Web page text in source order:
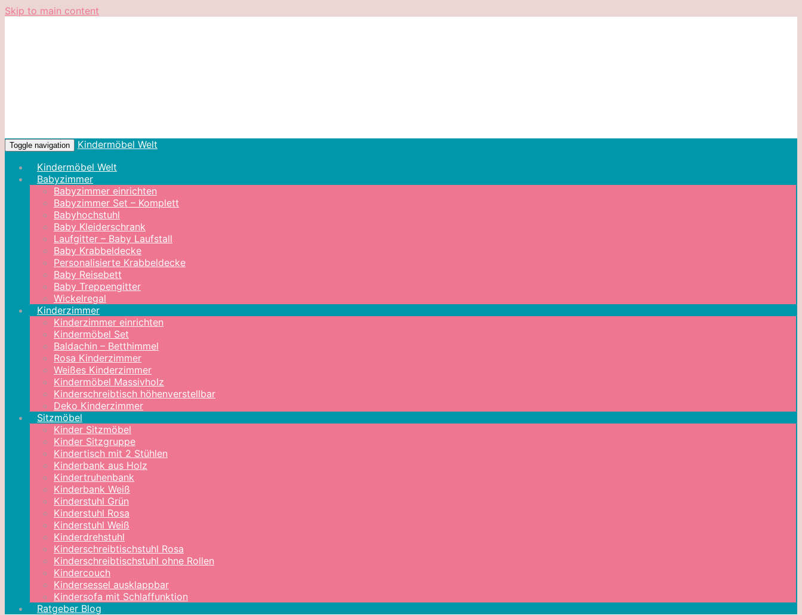
Skip to main content
Toggle navigation
Kindermöbel Welt
Kindermöbel Welt
Babyzimmer
Babyzimmer einrichten
Babyzimmer Set – Komplett
Babyhochstuhl
Baby Kleiderschrank
Laufgitter – Baby Laufstall
Baby Krabbeldecke
Personalisierte Krabbeldecke
Baby Reisebett
Baby Treppengitter
Wickelregal
Kinderzimmer
Kinderzimmer einrichten
Kindermöbel Set
Baldachin – Betthimmel
Rosa Kinderzimmer
Weißes Kinderzimmer
Kindermöbel Massivholz
Kinderschreibtisch höhenverstellbar
Deko Kinderzimmer
Sitzmöbel
Kinder Sitzmöbel
Kinder Sitzgruppe
Kindertisch mit 2 Stühlen
Kinderbank aus Holz
Kindertruhenbank
Kinderbank Weiß
Kinderstuhl Grün
Kinderstuhl Rosa
Kinderstuhl Weiß
Kinderdrehstuhl
Kinderschreibtischstuhl Rosa
Kinderschreibtischstuhl ohne Rollen
Kindercouch
Kindersessel ausklappbar
Kindersofa mit Schlaffunktion
Ratgeber Blog